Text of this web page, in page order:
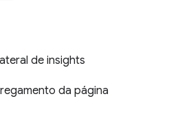
de insights
da página